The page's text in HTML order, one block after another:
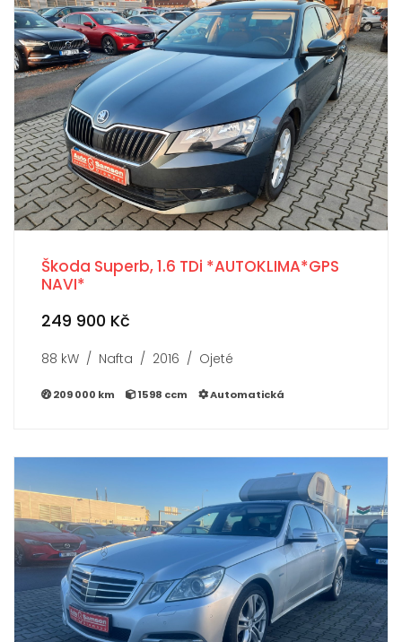
Škoda Superb, 1.6 TDi *AUTOKLIMA*GPS
NAVI*
249 900 Kč
88 kW / Nafta / 2016 / Ojeté
209 000 km 1598 ccm Automatická